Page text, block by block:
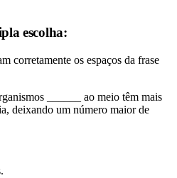
escolha:
corretamente os espaços da frase
______ ao meio têm mais
deixando um número maior de